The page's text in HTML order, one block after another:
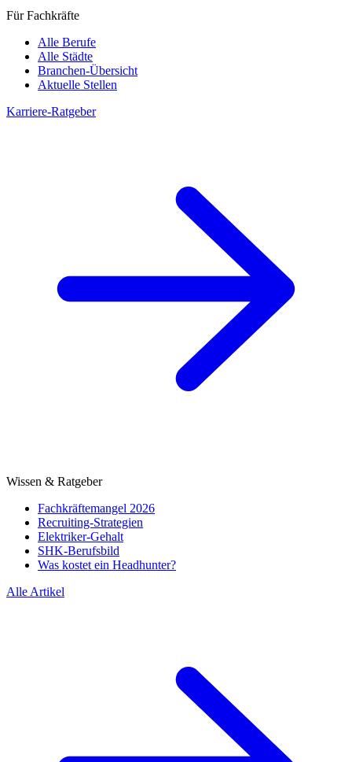
Für Fachkräfte
Alle Berufe
Alle Städte
Branchen-Übersicht
Aktuelle Stellen
Karriere-Ratgeber
Wissen & Ratgeber
Fachkräftemangel 2026
Recruiting-Strategien
Elektriker-Gehalt
SHK-Berufsbild
Was kostet ein Headhunter?
Alle Artikel